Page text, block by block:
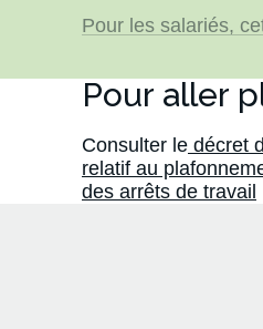
quelle que soit la
concernés.
Pour les salariés,
l’objectif étant de
l’absentéisme
Pour aller
Consulter le décret
relatif au
des arrêts de travail